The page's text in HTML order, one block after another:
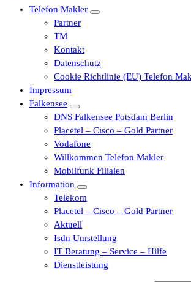
Telefon Makler
Partner
TM
Kontakt
Datenschutz
Cookie Richtlinie (EU) Telefon
Impressum
Falkensee
DNS Falkensee Potsdam Berlin
Placetel – Cisco – Gold Partner
Vodafone
Willkommen Telefon Makler
Mobilfunk Filialen
Information
Telekom
Placetel – Cisco – Gold Partner
Aktuell
Isdn Umstellung
IT Beratung – Service – Hilfe
Dienstleistung